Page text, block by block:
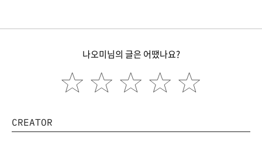
나오미님의 글은 어땠나요?
CREATOR